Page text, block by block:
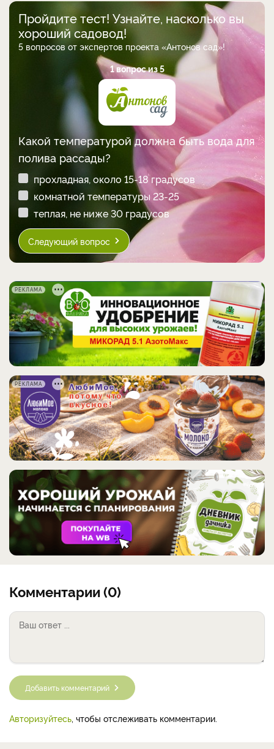
Пройдите тест! Узнайте, насколько вы
хороший садовод!
5 вопросов от экспертов проекта «Антонов сад»!
1 вопрос из 5
Какой температурой должна быть вода для
полива рассады?
прохладная, около 15-18 градусов
комнатной температуры 23-25
теплая, не ниже 30 градусов
Следующий вопрос
РЕКЛАМА
РЕКЛАМА
Комментарии (0)
Добавить комментарий
Авторизуйтесь , чтобы отслеживать комментарии.